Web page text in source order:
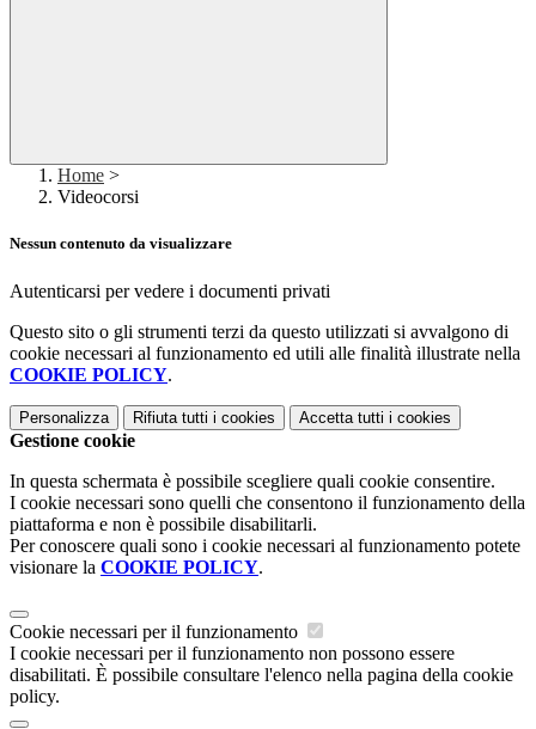
Home >
Videocorsi
Nessun contenuto da visualizzare
Autenticarsi per vedere i documenti privati
Questo sito o gli strumenti terzi da questo utilizzati si avvalgono di
cookie necessari al funzionamento ed utili alle finalità illustrate nella
COOKIE POLICY.
Personalizza Rifiuta tutti i cookies Accetta tutti i cookies
Gestione cookie
In questa schermata è possibile scegliere quali cookie consentire.
I cookie necessari sono quelli che consentono il funzionamento della
piattaforma e non è possibile disabilitarli.
Per conoscere quali sono i cookie necessari al funzionamento potete
visionare la COOKIE POLICY.
Cookie necessari per il funzionamento
I cookie necessari per il funzionamento non possono essere
disabilitati. È possibile consultare l'elenco nella pagina della cookie
policy.